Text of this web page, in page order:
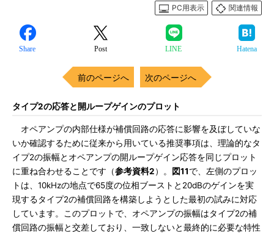
PC用表示
関連情報
Share Post LINE Hatena
前のページへ 次のページへ
タイプ2の応答と開ループゲインのプロット
オペアンプの内部仕様が補償回路の応答に影響を及ぼしていな
いか確認するために従来から用いている推奨事項は、理論的なタ
イプ2の振幅とオペアンプの開ループゲイン応答を同じプロット
に重ね合わせることです（参考資料2）。 図11で、左側のプロッ
トは、10kHzの地点で65度の位相ブーストと20dBのゲインを実
現するタイプ2の補償回路を構築しようとした最初の試みに対応
しています。このプロットで、オペアンプの振幅はタイプ2の補
償回路の振幅と交差しており、一致しないと最終的に必要な特性